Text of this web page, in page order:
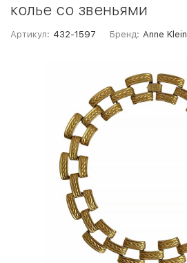
колье со звеньями
Артикул: 432-1597 Бренд: Anne Klein